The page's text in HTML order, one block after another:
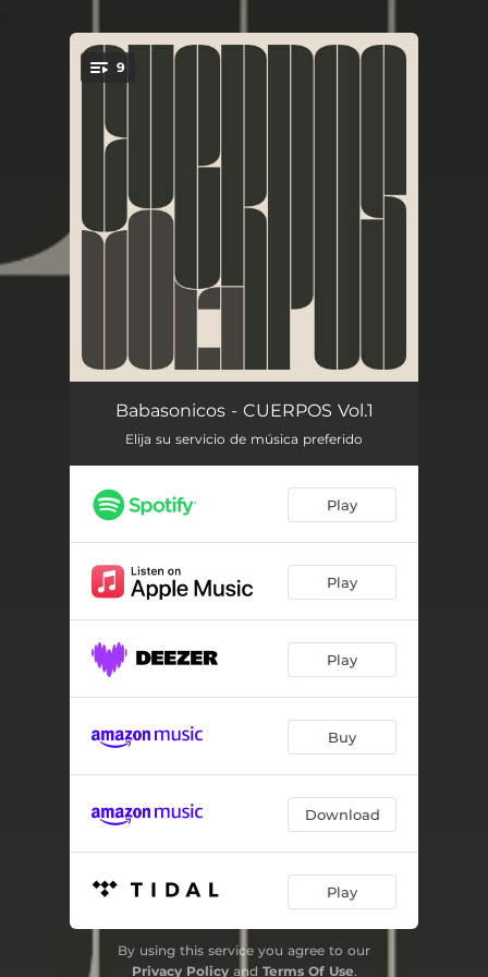
9
TIEMPO OFF
REVELACIONES APARTE
MARACUYA --
ADVERTENCIA 04:05
MIAU --
LABIOS APILADOS
MI PROPIA MUSICA --
Babasonicos - CUERPOS Vol.1
Elija su servicio de música preferido
Play
Play
Play
Buy
Download
Play
By using this service you agree to our
Privacy Policyand Terms Of Use.